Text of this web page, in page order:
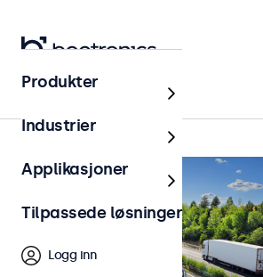
Hjem
Produkter
Industrier
Applikasjoner
Tilpassede løsninger
Logg inn